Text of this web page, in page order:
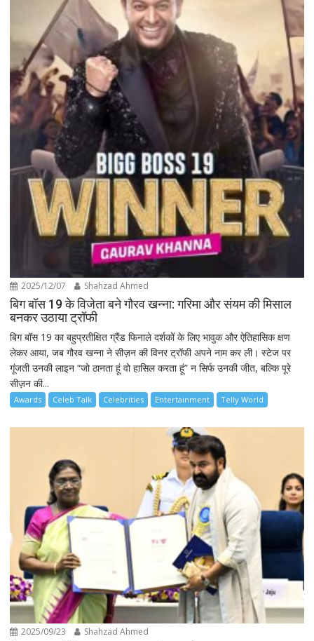
2025/12/07 Shahzad Ahmed
बिग बॉस 19 के विजेता बने गौरव खन्ना: गरिमा और संयम की मिसाल
बनकर उठाया ट्रॉफी
बिग बॉस 19 का बहुप्रतीक्षित ग्रैंड फिनाले दर्शकों के लिए भावुक और ऐतिहासिक क्षण
लेकर आया, जब गौरव खन्ना ने सीज़न की विनर ट्रॉफी अपने नाम कर ली। स्टेज पर
गूंजती उनकी लाइन “जो ठानता हूं वो हासिल करता हूं” न सिर्फ उनकी जीत, बल्कि पूरे
सीज़न की...
Awards Celeb Talk Celebrities Entertainment Telly World
2025/09/23 Shahzad Ahmed